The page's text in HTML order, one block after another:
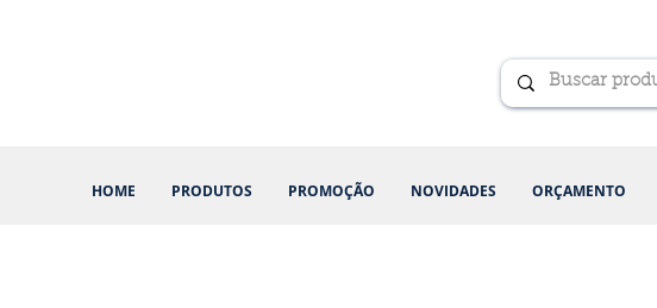
HOME PRODUTOS PROMOÇÃO NOVIDADES ORÇAMENTO